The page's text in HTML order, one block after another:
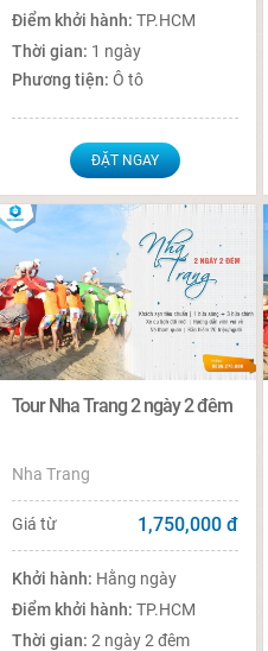
Điểm khởi hành:TP.HCM
Thời gian: 1 ngày
Phương tiện:Ô tô
ĐẶT NGAY
Tour Nha Trang 2 ngày 2 đêm
Nha Trang
Giá từ 1,750,000 đ
Khởi hành: Hằng ngày
Điểm khởi hành:TP.HCM
Thời gian:2 ngày 2 đêm